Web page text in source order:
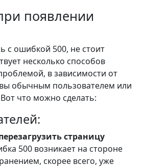
появлении
с ошибкой 500, не стоит
несколько способов
в зависимости от
вы обычным пользователем или
что можно сделать:
страницу
500 возникает на стороне
скорее всего, уже